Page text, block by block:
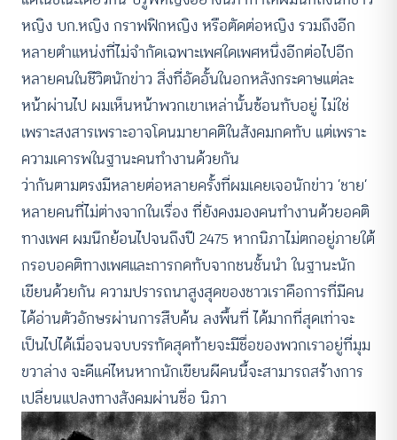
หญิง บก.หญิง กราฟฟิกหญิง หรือตัดต่อหญิง รวมถึงอีก
หลายตำแหน่งที่ไม่จำกัดเฉพาะเพศใดเพศหนึ่งอีกต่อไปอีก
หลายคนในชีวิตนักข่าว สิ่งที่อัดอั้นในอกหลังกระดาษแต่ละ
หน้าผ่านไป ผมเห็นหน้าพวกเขาเหล่านั้นซ้อนทับอยู่ ไม่ใช่
เพราะสงสารเพราะอาจโดนมายาคติในสังคมกดทับ แต่เพราะ
ความเคารพในฐานะคนทำงานด้วยกัน
ว่ากันตามตรงมีหลายต่อหลายครั้งที่ผมเคยเจอนักข่าว ‘ชาย’
หลายคนที่ไม่ต่างจากในเรื่อง ที่ยังคงมองคนทำงานด้วยอคติ
ทางเพศ ผมนึกย้อนไปจนถึงปี 2475 หากนิภาไม่ตกอยู่ภายใต้
กรอบอคติทางเพศและการกดทับจากชนชั้นนำ ในฐานะนัก
เขียนด้วยกัน ความปรารถนาสูงสุดของชาวเราคือการที่มีคน
ได้อ่านตัวอักษรผ่านการสืบค้น ลงพื้นที่ ได้มากที่สุดเท่าจะ
เป็นไปได้เมื่อจนจบบรรทัดสุดท้ายจะมีชื่อของพวกเราอยู่ที่มุม
ขวาล่าง จะดีแค่ไหนหากนักเขียนผีคนนี้จะสามารถสร้างการ
เปลี่ยนแปลงทางสังคมผ่านชื่อ นิภา